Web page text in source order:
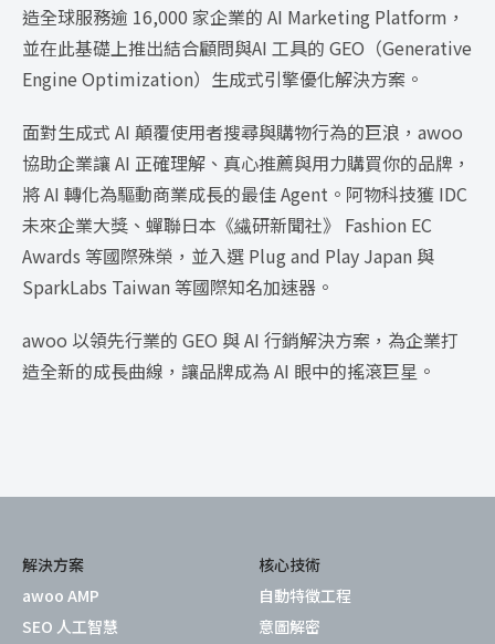
造全球服務逾 16,000 家企業的 AI Marketing Platform，
並在此基礎上推出結合顧問與AI 工具的 GEO（Generative
Engine Optimization）生成式引擎優化解決方案。
面對生成式 AI 顛覆使用者搜尋與購物行為的巨浪，awoo
協助企業讓 AI 正確理解、真心推薦與用力購買你的品牌，
將 AI 轉化為驅動商業成長的最佳 Agent。阿物科技獲 IDC
未來企業大獎、蟬聯日本《繊研新聞社》 Fashion EC
Awards 等國際殊榮，並入選 Plug and Play Japan 與
SparkLabs Taiwan 等國際知名加速器。
awoo 以領先行業的 GEO 與 AI 行銷解決方案，為企業打
造全新的成長曲線，讓品牌成為 AI 眼中的搖滾巨星。
解決方案
awoo AMP
SEO 人工智慧
核心技術
自動特徵工程
意圖解密